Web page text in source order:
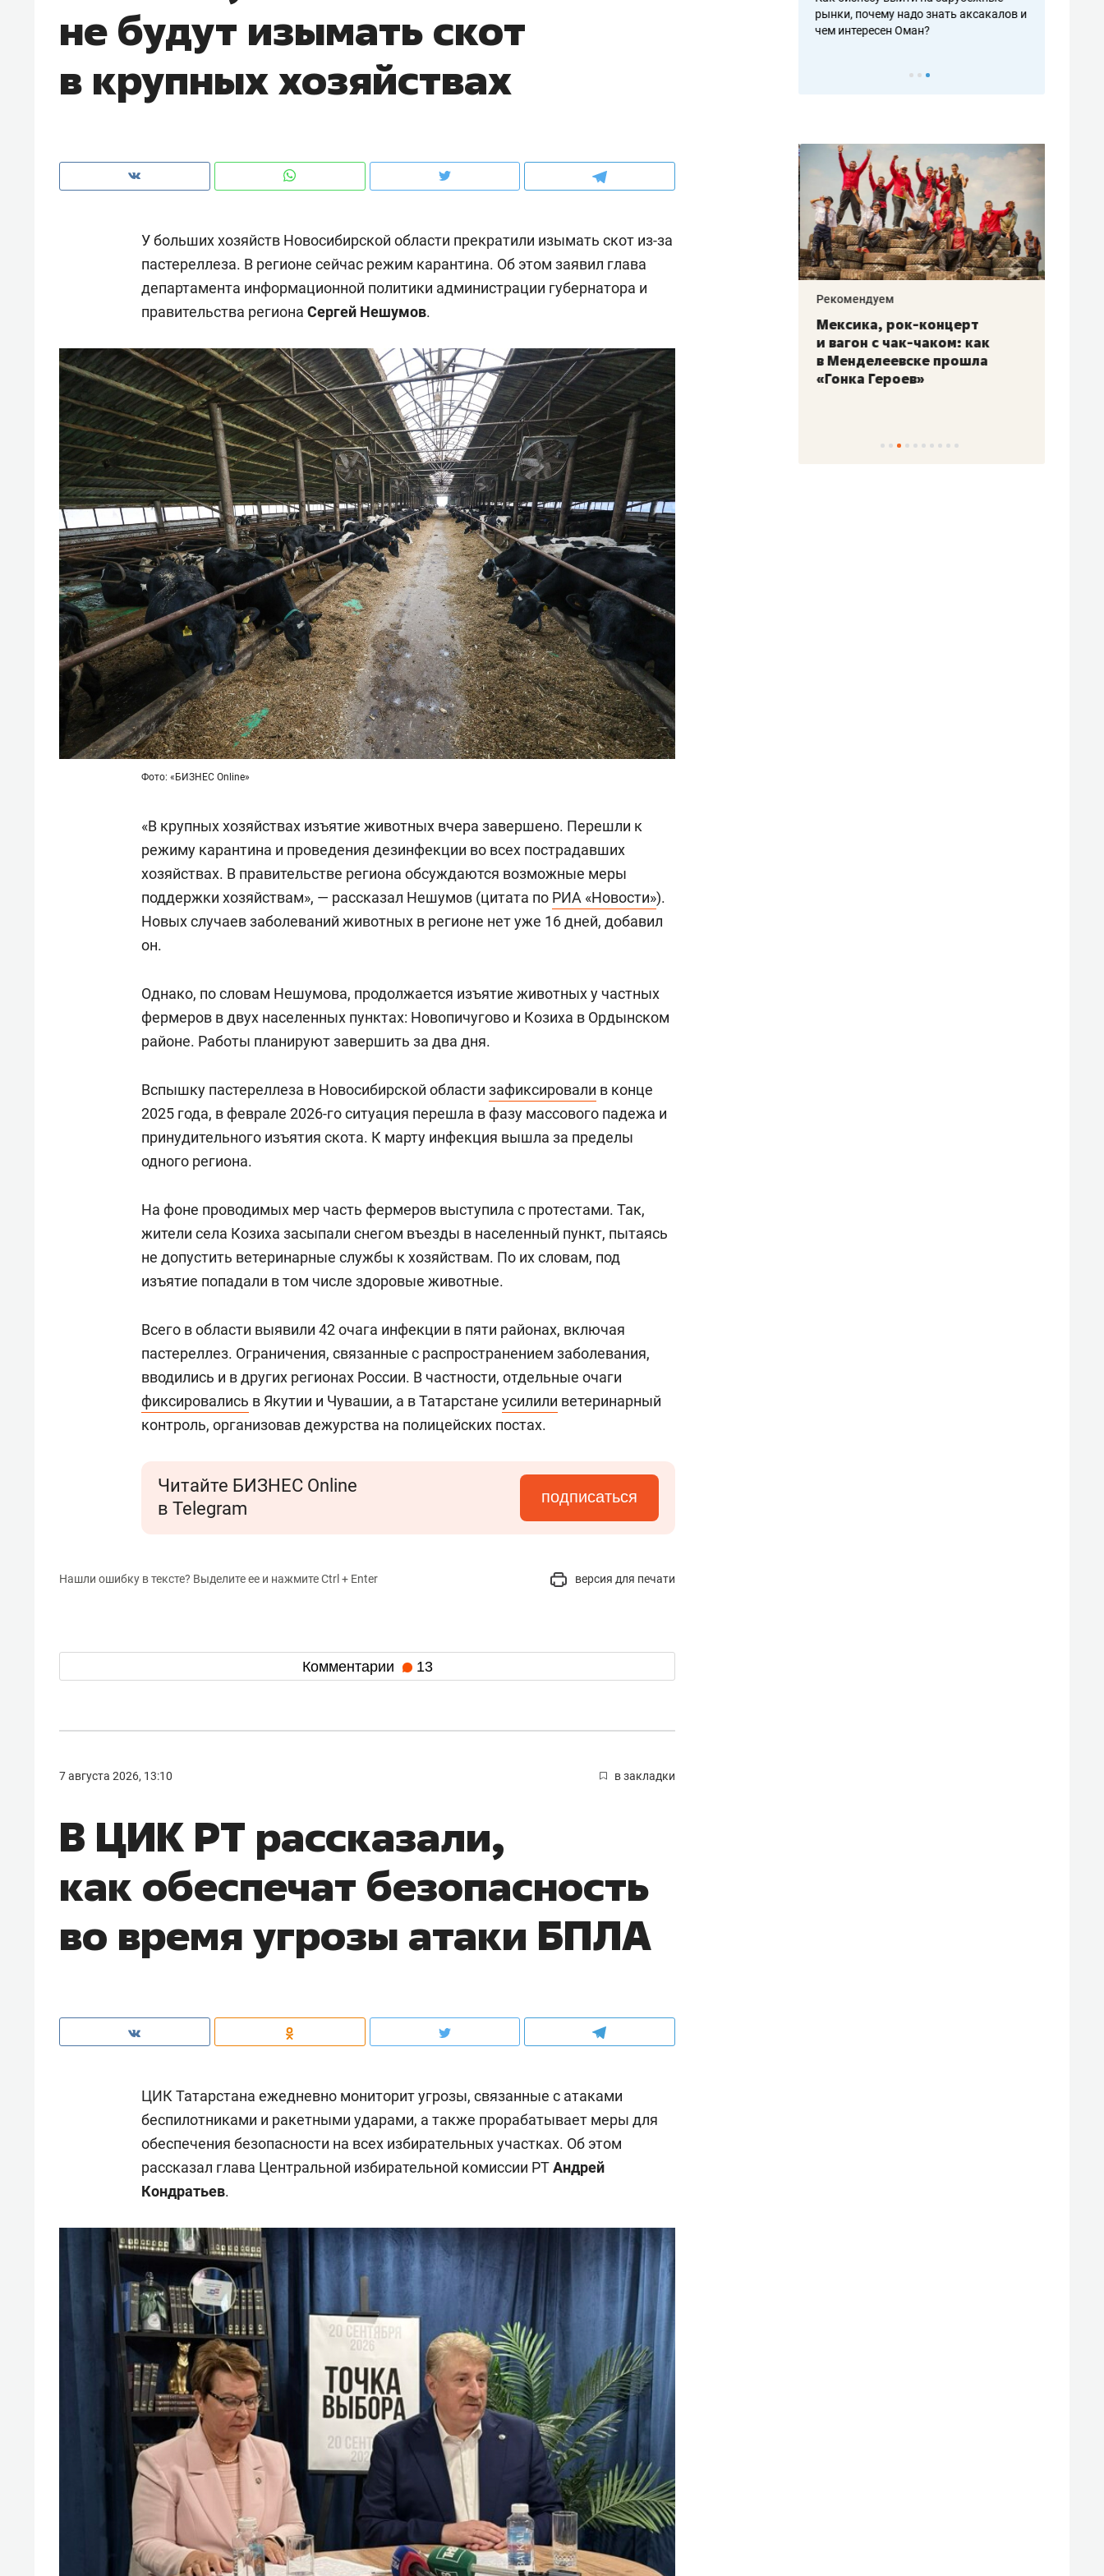
не будут изымать скот
в крупных хозяйствах
У больших хозяйств Новосибирской области прекратили изымать скот из-за
пастереллеза. В регионе сейчас режим карантина. Об этом заявил глава
департамента информационной политики администрации губернатора и
правительства региона Сергей Нешумов.
Фото: «БИЗНЕС Online»
«В крупных хозяйствах изъятие животных вчера завершено. Перешли к
режиму карантина и проведения дезинфекции во всех пострадавших
хозяйствах. В правительстве региона обсуждаются возможные меры
поддержки хозяйствам», — рассказал Нешумов (цитата по РИА «Новости»).
Новых случаев заболеваний животных в регионе нет уже 16 дней, добавил
он.
Однако, по словам Нешумова, продолжается изъятие животных у частных
фермеров в двух населенных пунктах: Новопичугово и Козиха в Ордынском
районе. Работы планируют завершить за два дня.
Вспышку пастереллеза в Новосибирской области зафиксировали в конце
2025 года, в феврале 2026-го ситуация перешла в фазу массового падежа и
принудительного изъятия скота. К марту инфекция вышла за пределы
одного региона.
На фоне проводимых мер часть фермеров выступила с протестами. Так,
жители села Козиха засыпали снегом въезды в населенный пункт, пытаясь
не допустить ветеринарные службы к хозяйствам. По их словам, под
изъятие попадали в том числе здоровые животные.
Всего в области выявили 42 очага инфекции в пяти районах, включая
пастереллез. Ограничения, связанные с распространением заболевания,
вводились и в других регионах России. В частности, отдельные очаги
фиксировались в Якутии и Чувашии, а в Татарстане усилили ветеринарный
контроль, организовав дежурства на полицейских постах.
Читайте БИЗНЕС Online
в Telegram
подписаться
Нашли ошибку в тексте? Выделите ее и нажмите Ctrl + Enter версия для печати
Комментарии 13
7 августа 2026, 13:10 в закладки
В ЦИК РТ рассказали,
как обеспечат безопасность
во время угрозы атаки БПЛА
ЦИК Татарстана ежедневно мониторит угрозы, связанные с атаками
беспилотниками и ракетными ударами, а также прорабатывает меры для
обеспечения безопасности на всех избирательных участках. Об этом
рассказал глава Центральной избирательной комиссии РТАндрей
Кондратьев.
чем интересен Оман?
клиентах и чудных запросах мастеров
рынки, почему надо знать аксакалов и
чем интересен Оман?
Рекомендуем
Как ГК «МИР ГРУПП» и ВТБ
комфорта под Казанью
150 камер до квартиры и Face
безопасность в ЖК «Нова»
Рекомендуем
с ментальным и физическим
состоянием как основа
антихрупких команд
Рекомендуем
Мексика, рок-концерт
и вагон с чак-чаком: как
в Менделеевске прошла
«Гонка Героев»